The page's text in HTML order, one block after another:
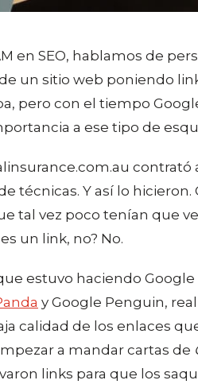
en SEO, hablamos de
un sitio web poniendo
pero con el tiempo
a ese tipo de
contrató
técnicas. Y así lo
tal vez poco tenían que
un link, no? No.
estuvo haciendo
y Google Penguin,
calidad de los enlaces
a mandar cartas de
links para que los